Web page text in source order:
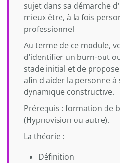
sujet dans sa démarche
mieux être, à la fois
professionnel.
Au terme de ce module,
d'identifier un burn-out
stade initial et de
afin d'aider la personne à
dynamique constructive.
Prérequis : formation de
(Hypnovision ou autre).
La théorie :
Définition